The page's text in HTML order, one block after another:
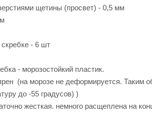
щетины (просвет) - 0,5 мм
- 6 шт
- морозостойкий пластик.
(на морозе не деформируется. Таким
до -55 градусов) )
жесткая. немного расщеплена на